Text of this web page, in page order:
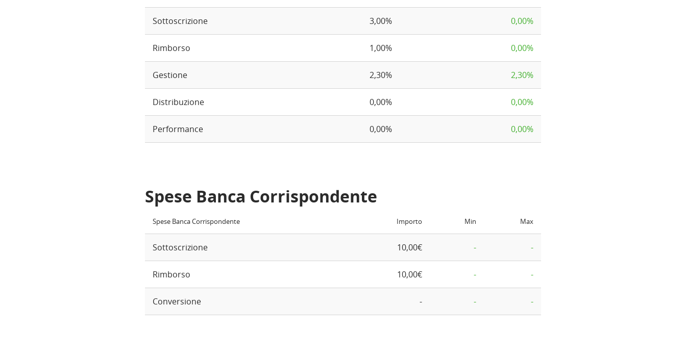
Sottoscrizione 3,00% 0,00%
Rimborso 1,00% 0,00%
Gestione 2,30% 2,30%
Distribuzione 0,00% 0,00%
Performance 0,00% 0,00%
Spese Banca Corrispondente
Spese Banca Corrispondente Importo Min Max
Sottoscrizione 10,00€ - -
Rimborso 10,00€ - -
Conversione - - -